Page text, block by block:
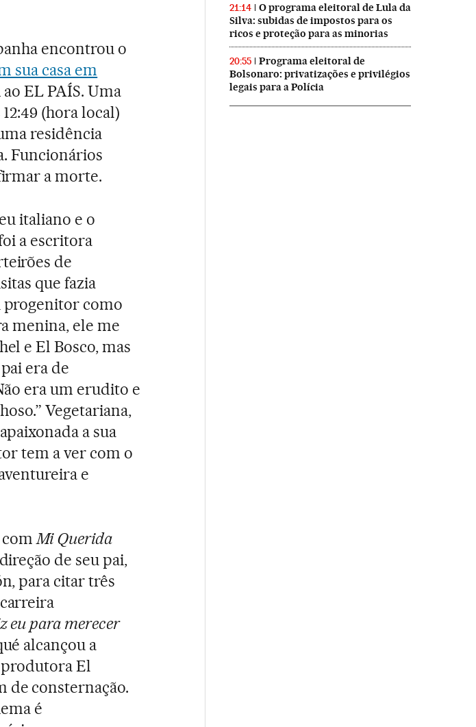
encontrou o
sua casa em
EL PAÍS. Uma
(hora local)
residência
Funcionários
a morte.
italiano e o
a escritora
de
que fazia
progenitor como
menina, ele me
e El Bosco, mas
era de
era um erudito e
Vegetariana,
a sua
tem a ver com o
e
comMi Querida
de seu pai,
para citar três
eu para merecer
alcançou a
El
de consternação.
é
21:14
O programa eleitoral de Lula da
Silva: subidas de impostos para os
ricos e proteção para as minorias
20:55
Programa eleitoral de
Bolsonaro: privatizações e privilégios
legais para a Polícia